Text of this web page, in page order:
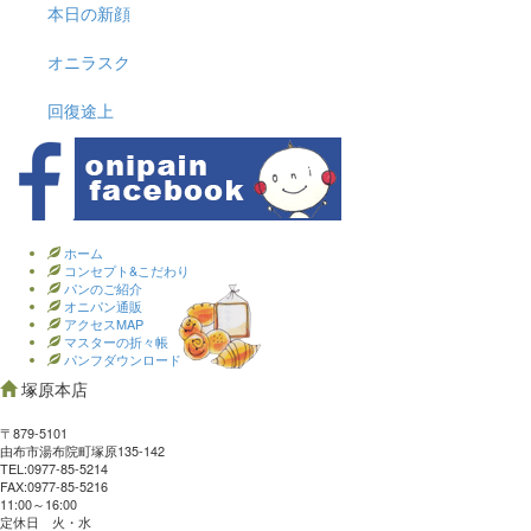
本日の新顔
オニラスク
回復途上
ホーム
コンセプト&こだわり
パンのご紹介
オニパン通販
アクセスMAP
マスターの折々帳
パンフダウンロード
塚原本店
〒879-5101
由布市湯布院町塚原135-142
TEL:0977‐85-5214
FAX:0977‐85-5216
11:00～16:00
定休日 火・水